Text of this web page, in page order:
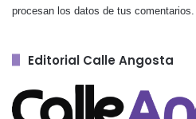
procesan los datos de tus comentarios.
Editorial Calle Angosta